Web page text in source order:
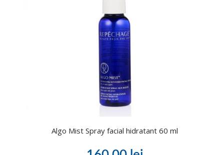
Algo Mist Spray facial hidratant 60 ml